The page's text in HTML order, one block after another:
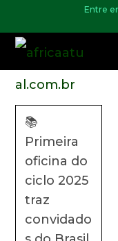
Entre
📚
Primeira
oficina do
ciclo 2025
traz
convidado